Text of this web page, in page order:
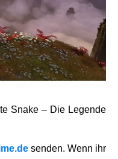
Snake – Die Legende
senden. Wenn ihr